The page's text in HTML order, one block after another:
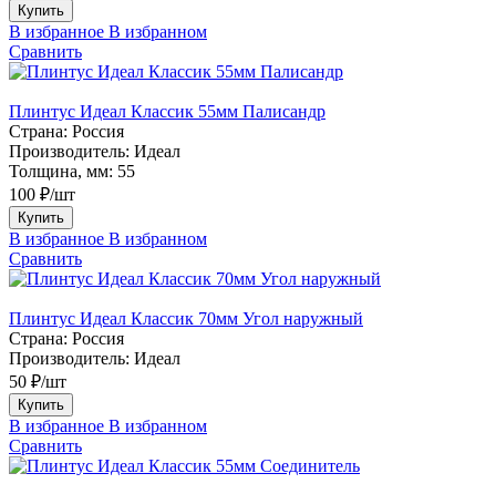
Купить
В избранное В избранном
Сравнить
Плинтус Идеал Классик 55мм Палисандр
Страна: Россия
Производитель: Идеал
Толщина, мм: 55
100 ₽/шт
Купить
В избранное В избранном
Сравнить
Плинтус Идеал Классик 70мм Угол наружный
Страна: Россия
Производитель: Идеал
50 ₽/шт
Купить
В избранное В избранном
Сравнить